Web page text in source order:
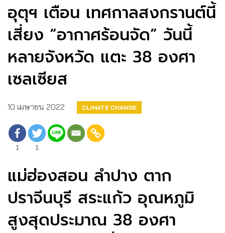
อุตุฯ เตือน เทศกาลสงกรานต์นี้
เสี่ยง “อากาศร้อนจัด” วันนี้
หลายจังหวัด แตะ 38 องศา
เซลเซียส
10 เมษายน 2022 CLIMATE CHANGE
1 1
แม่ฮ่องสอน ลำปาง ตาก
ปราจีนบุรี สระแก้ว อุณหภูมิ
สูงสุดประมาณ 38 องศา